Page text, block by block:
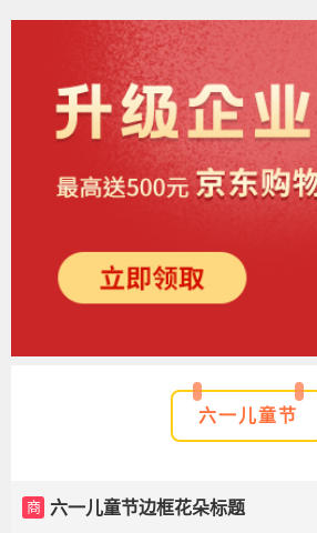
六一儿童节
商 六一儿童节边框花朵标题